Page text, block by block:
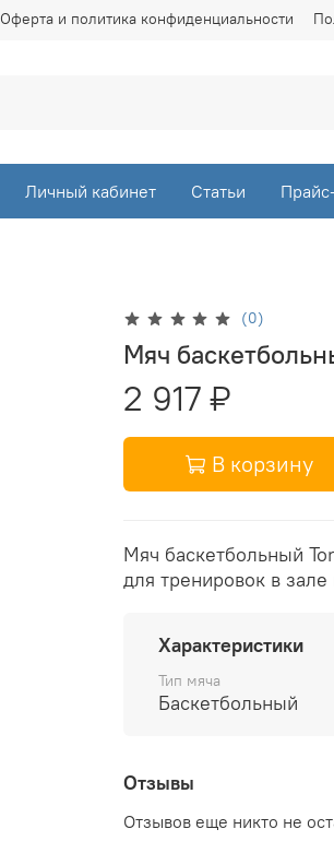
Оферта и политика конфиденциальности
Личный кабинет Статьи
(0)
Мяч
2 917 ₽
В корзину
Мяч баскетбольный
для тренировок в
Характеристики
Тип мяча
Баскетбольный
Отзывы
Отзывов еще никто не